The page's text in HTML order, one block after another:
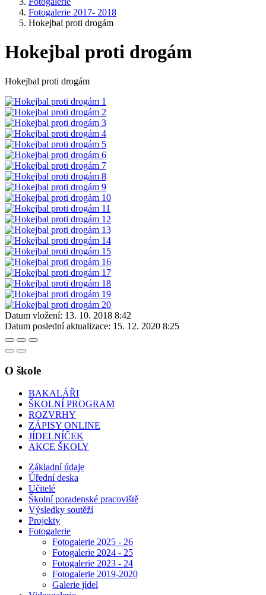
Fotogalerie 2017- 2018
Hokejbal proti drogám
Hokejbal proti drogám
Hokejbal proti drogám
Datum vložení: 13. 10. 2018 8:42
Datum poslední aktualizace: 15. 12. 2020 8:25
O škole
BAKALÁŘI
ŠKOLNÍ PROGRAM
ROZVRHY
ZÁPISY ONLINE
JÍDELNÍČEK
AKCE ŠKOLY
Základní údaje
Úřední deska
Učitelé
Školní poradenské pracoviště
Výsledky soutěží
Projekty
Fotogalerie
Fotogalerie 2025 - 26
Fotogalerie 2024 - 25
Fotogalerie 2023 - 24
Fotogalerie 2019-2020
Galerie jídel